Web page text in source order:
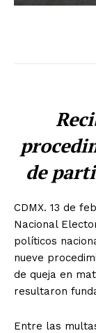
de
CDMX. 13 de
Nacional
políticos
nueve
de queja en
resultaron
Entre las